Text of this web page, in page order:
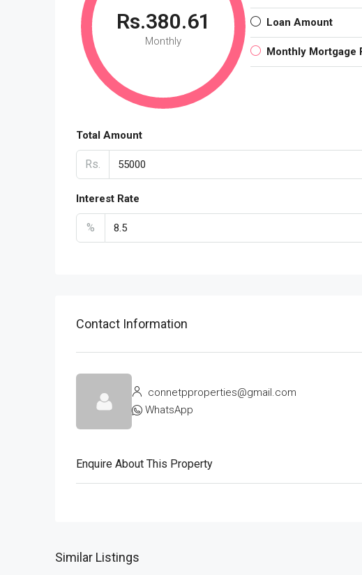
Rs.380.61
Monthly
Loan Amount
Monthly Mortgage
Total Amount
Rs.
Interest Rate
%
Contact Information
connetpproperties@gmail.com
WhatsApp
Enquire About This Property
Similar Listings